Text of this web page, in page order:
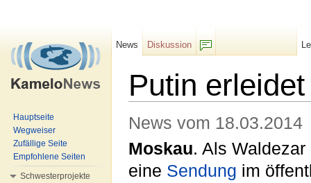
Putin
News vom 18.03.2014
Moskau. Als Waldezar
eine Sendung im
News
Diskussion
Hauptseite
Wegweiser
Zufällige Seite
Empfohlene Seiten
Schwesterprojekte